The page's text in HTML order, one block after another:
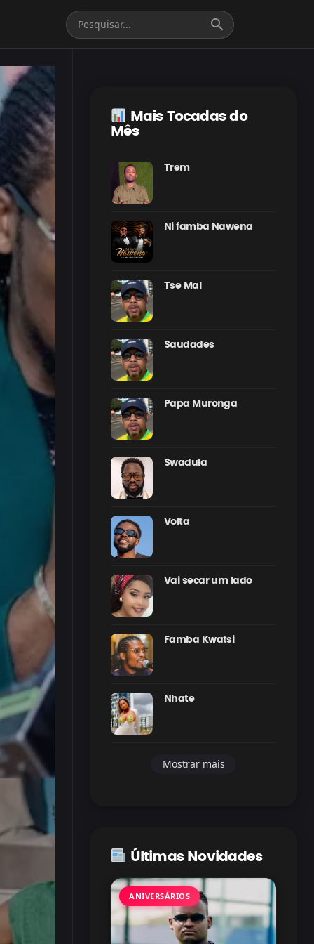
search
Mais Tocadas do
Mês
Trem
Ni famba Nawena
Tse Mal
Saudades
Papa Muronga
Swadula
Volta
Vai secar um lado
Famba Kwatsi
Nhate
Mostrar mais
Últimas Novidades
ANIVERSÁRIOS